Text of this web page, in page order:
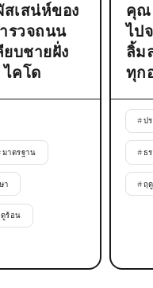
เสน่ห์ของ
รวจถนน
ยบชายฝั่ง
คโด
มาตรฐาน
า
ร้อน
คุณ
ไป
ลิ้ม
ทุก
#ป
#ธ
#ฤ